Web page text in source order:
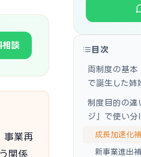
相談
事業再
関係
目次
両制度の基本
で誕生した姉
制度目的の違
ジ」で使い分
成長加速化
新事業進出